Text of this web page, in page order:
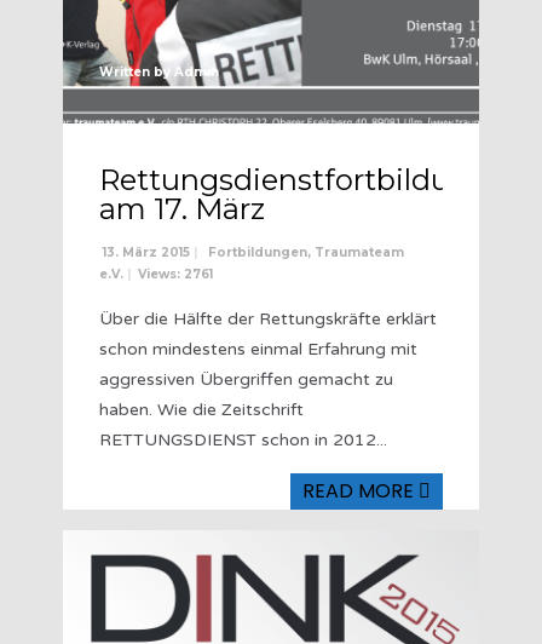
Written by Admin
Rettungsdienstfortbildung
am 17. März
13. März 2015 Fortbildungen, Traumateam
e.V.
Views: 2761
Über die Hälfte der Rettungskräfte erklärt
schon mindestens einmal Erfahrung mit
aggressiven Übergriffen gemacht zu
haben. Wie die Zeitschrift
RETTUNGSDIENST schon in 2012...
READ MORE